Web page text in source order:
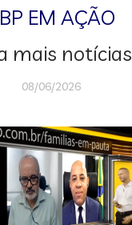
EM AÇÃO
mais notícias
08/06/2026